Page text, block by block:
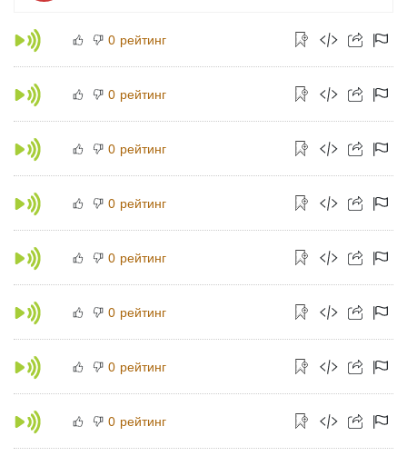
0 рейтинг
0 рейтинг
0 рейтинг
0 рейтинг
0 рейтинг
0 рейтинг
0 рейтинг
0 рейтинг